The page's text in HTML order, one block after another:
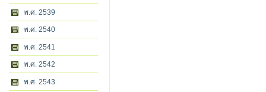
พ.ศ. 2539
พ.ศ. 2540
พ.ศ. 2541
พ.ศ. 2542
พ.ศ. 2543